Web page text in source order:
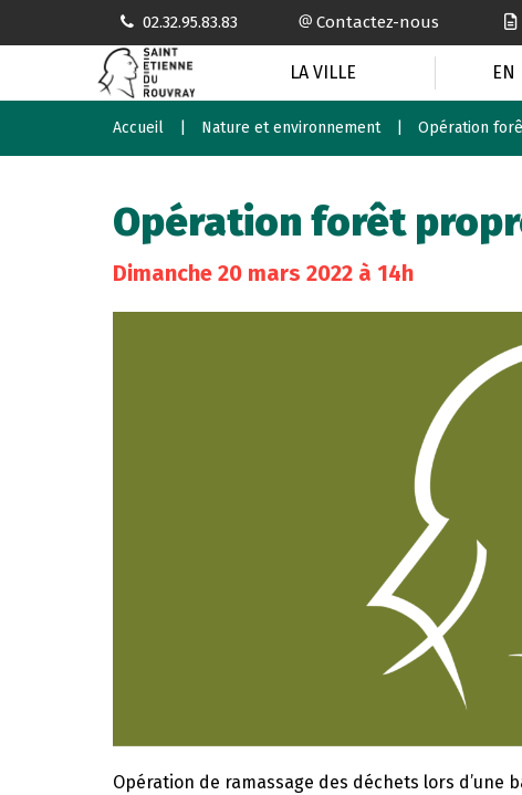
02.32.95.83.83 Contactez-nous
LA VILLE EN
Accueil Nature et environnement Opération
Opération forêt
Dimanche 20 mars 2022 à 14h
Opération de ramassage des déchets lors d’une